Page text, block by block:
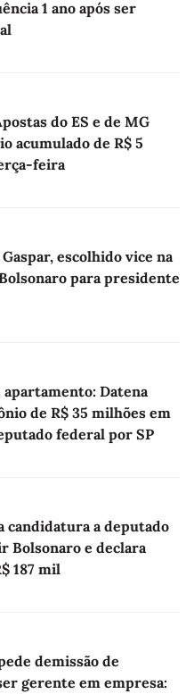
1 ano após ser
do ES e de MG
acumulado de R$ 5
feira
escolhido vice na
para presidente
apartamento: Datena
de R$ 35 milhões em
federal por SP
candidatura a deputado
Bolsonaro e declara
187 mil
demissão de
gerente em empresa: